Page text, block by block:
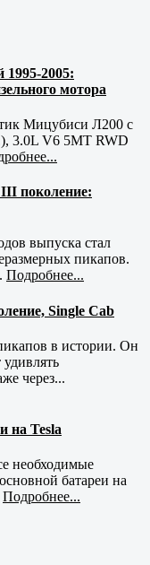
1995-2005:
мотора
Мицубиси Л200 с
3.0L V6 5MT RWD
поколение:
выпуска стал
пикапов.
Подробнее...
Single Cab
в истории. Он
через...
на Tesla
необходимые
батареи на
Подробнее...